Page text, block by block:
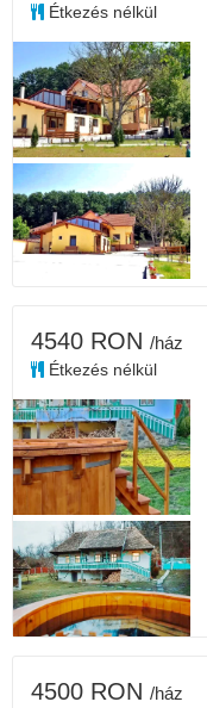
Étkezés nélkül
4540 RON /ház
Étkezés nélkül
4500 RON /ház